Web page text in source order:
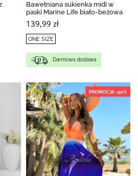
Bawełniana sukienka midi w
paski Marine Life biało-beżowa
139,99 zł
ONE SIZE
Darmowa dostawa
PROMOCJA -50%